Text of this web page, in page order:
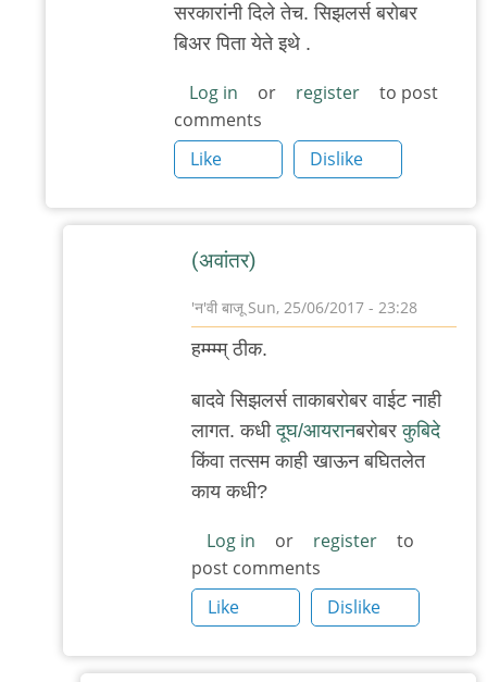
?
'न'वी
बाजू
सरकारांनी दिले तेच. सिझलर्स बरोबर
बिअर पिता येते इथे .
Log in or register
to post
comments
Like
Dislike
(अवांतर)
'न'वी बाजूSun, 25/06/2017 - 23:28
In
reply
to
होय
होय
,
शेवटी
आम्ही
अबापट
हम्म्म्म् ठीक.
बादवे सिझलर्स ताकाबरोबर वाईट नाही
लागत. कधीदूघ/आयरानबरोबरकुबिदे
किंवा तत्सम काही खाऊन बघितलेत
काय कधी?
Log in or register
to
post comments
Like
Dislike